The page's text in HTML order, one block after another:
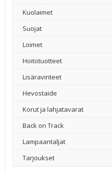
Kuolaimet
Suojat
Loimet
Hoitotuotteet
Lisäravinteet
Hevostaide
Korut ja lahjatavarat
Back on Track
Lampaantaljat
Tarjoukset